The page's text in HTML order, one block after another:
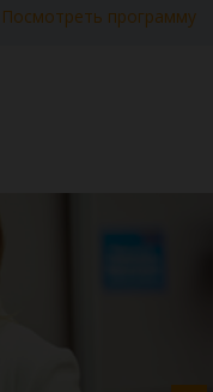
Посмотреть программу